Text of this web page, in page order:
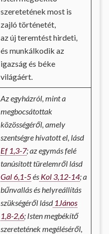
szeretetének most is
zajló történetét,
az új teremtést hirdeti,
és munkálkodik az
igazság és béke
világáért.
Az egyházról, mint a
megbocsátottak
közösségéről, amely
szentségre hívatott el, lásd
Ef 1,3-7; az egymás felé
tanúsított türelemről lásd
Gal 6,1-5ésKol 3,12-14; a
bűnvallás és helyreállítás
szükségéről lásd1János
1,8-2,6; Isten megbékítő
szeretetének megéléséről,